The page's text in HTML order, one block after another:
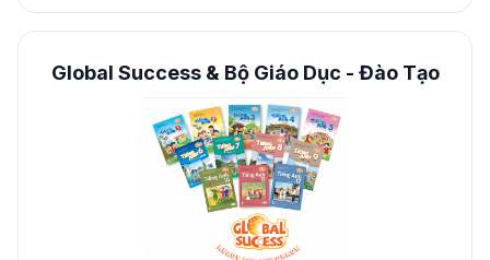
Global Success & Bộ Giáo Dục - Đào Tạo